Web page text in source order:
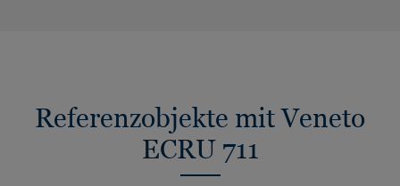
Referenzobjekte mit Veneto
ECRU 711